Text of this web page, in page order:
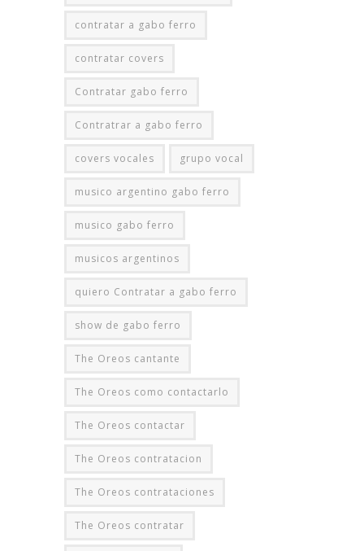
contratar a gabo ferro
contratar covers
Contratar gabo ferro
Contratrar a gabo ferro
covers vocales grupo vocal
musico argentino gabo ferro
musico gabo ferro
musicos argentinos
quiero Contratar a gabo ferro
show de gabo ferro
The Oreos cantante
The Oreos como contactarlo
The Oreos contactar
The Oreos contratacion
The Oreos contrataciones
The Oreos contratar